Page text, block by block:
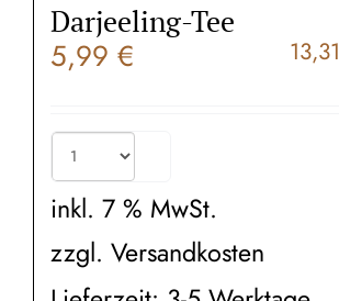
Darjeeling-Tee
5,99 € 13,31
inkl. 7 % MwSt.
zzgl. Versandkosten